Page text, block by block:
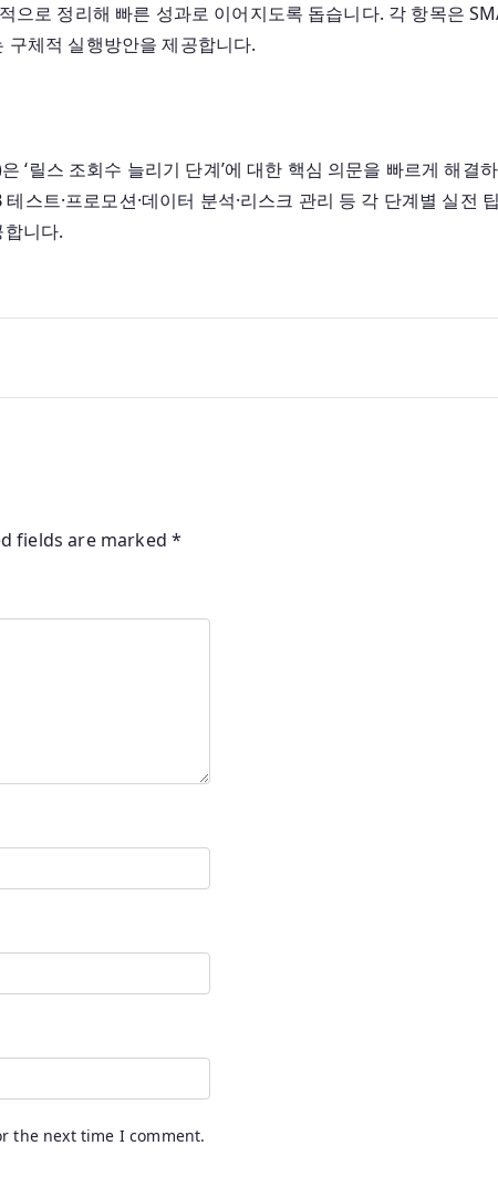
로 정리해 빠른 성과로 이어지도록 돕습니다. 각 항목은
체적 실행방안을 제공합니다.
‘릴스 조회수 늘리기 단계’에 대한 핵심 의문을 빠르게 해결
테스트·프로모션·데이터 분석·리스크 관리 등 각 단계별 실
니다.
fields are marked*
the next time I comment.